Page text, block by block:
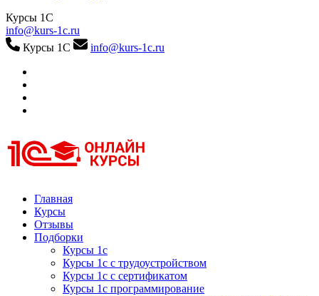
Курсы 1С
info@kurs-1c.ru
Курсы 1С
info@kurs-1c.ru
Курсы 1С
Курсы 1С официальная сертификация
Главная
Курсы
Отзывы
Подборки
Курсы 1с
Курсы 1с с трудоустройством
Курсы 1с с сертификатом
Курсы 1с программирование